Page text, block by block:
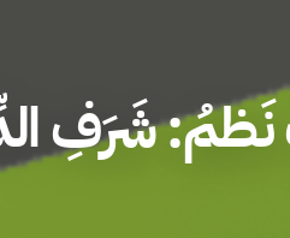
نَظمُ: شَرَفِ